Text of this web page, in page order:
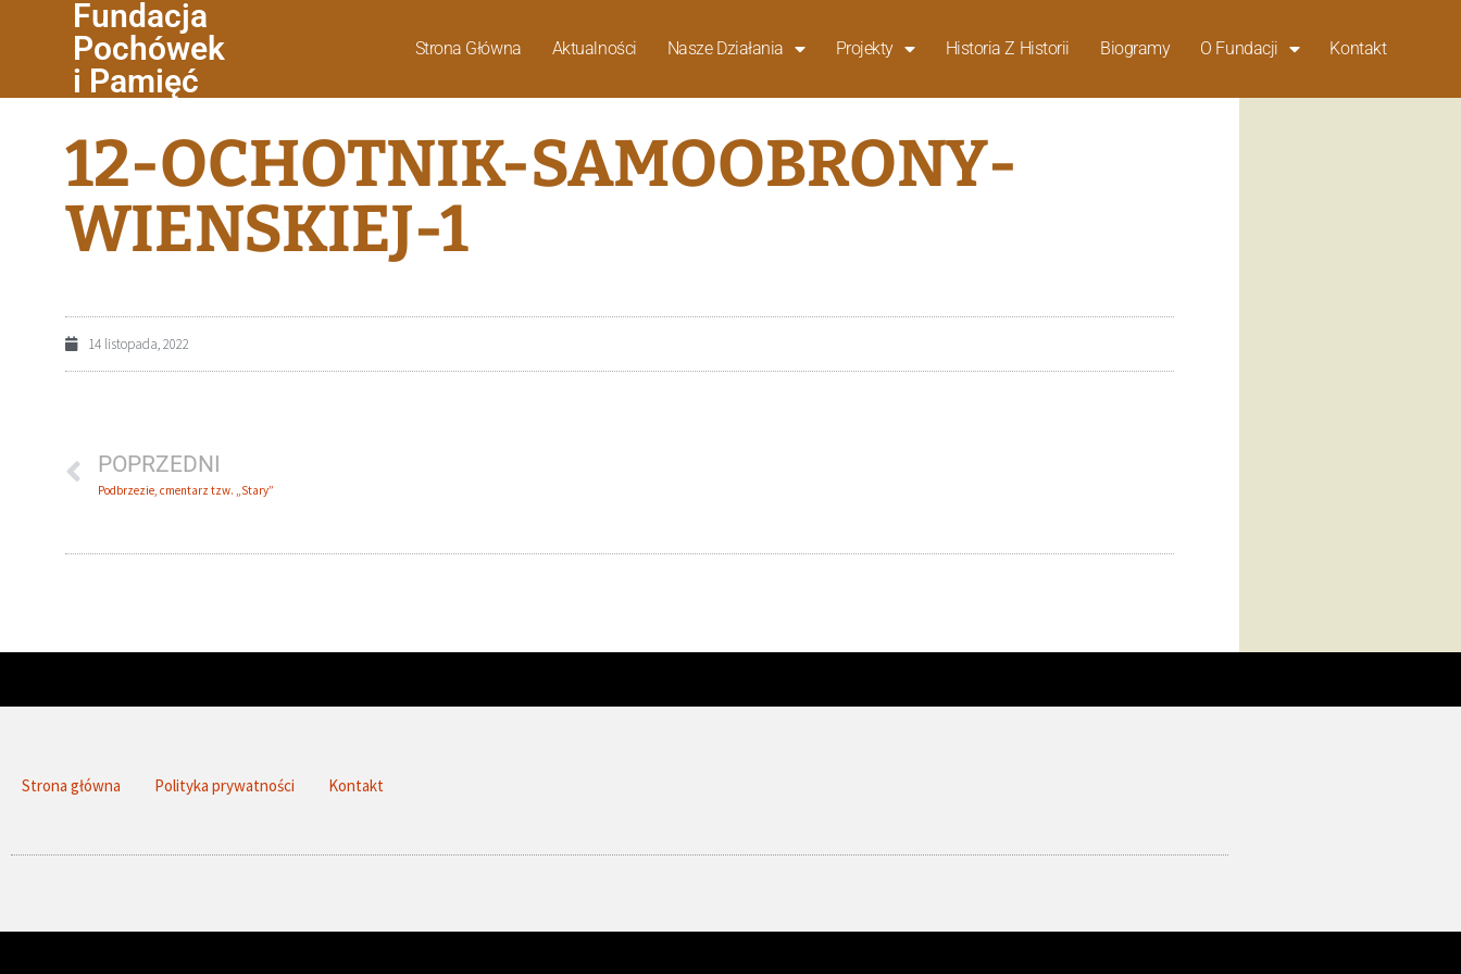
Fundacja
Pochówek
i Pamięć
Strona Główna Aktualności Nasze Działania Projekty Historia Z Historii Biogramy O Fundacji Kontakt
12-OCHOTNIK-SAMOOBRONY-
WIENSKIEJ-1
14 listopada, 2022
POPRZEDNI
Podbrzezie, cmentarz tzw. „Stary”
Strona główna Polityka prywatności Kontakt